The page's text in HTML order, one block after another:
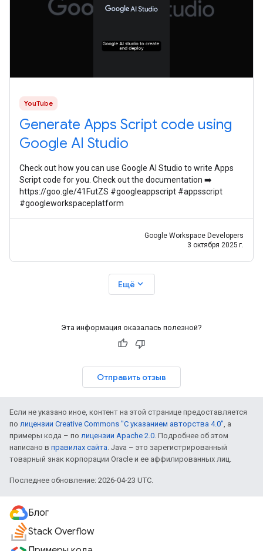
YouTube
Generate Apps Script code using
Google AI Studio
Check out how you can use Google AI Studio to write Apps
Script code for you. Check out the documentation ➡️
https://goo.gle/41FutZS #googleappscript #appsscript
#googleworkspaceplatform
Google Workspace Developers
3 октября 2025 г.
Ещё expand_more
Эта информация оказалась полезной?
Отправить отзыв
Если не указано иное, контент на этой странице предоставляется
по лицензии Creative Commons "С указанием авторства 4.0" , а
примеры кода – по лицензии Apache 2.0 . Подробнее об этом
написано в правилах сайта . Java – это зарегистрированный
товарный знак корпорации Oracle и ее аффилированных лиц.
Последнее обновление: 2026-04-23 UTC.
Блог
Stack Overflow